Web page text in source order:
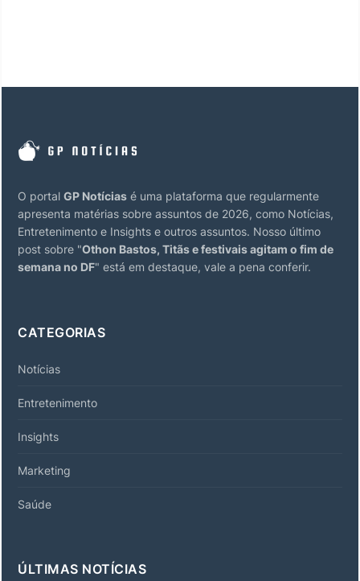
O portal GP Notícias é uma plataforma que regularmente
apresenta matérias sobre assuntos de 2026, como Notícias,
Entretenimento e Insights e outros assuntos. Nosso último
post sobre "Othon Bastos, Titãs e festivais agitam o fim de
semana no DF" está em destaque, vale a pena conferir.
CATEGORIAS
Notícias
Entretenimento
Insights
Marketing
Saúde
ÚLTIMAS NOTÍCIAS